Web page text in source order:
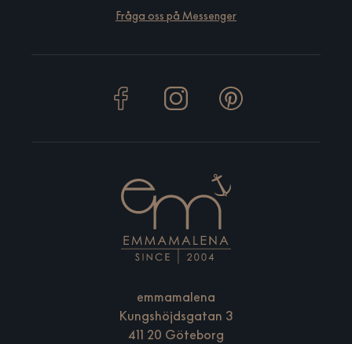
Fråga oss på Messenger
emmamalena
Kungshöjdsgatan 3
411 20 Göteborg